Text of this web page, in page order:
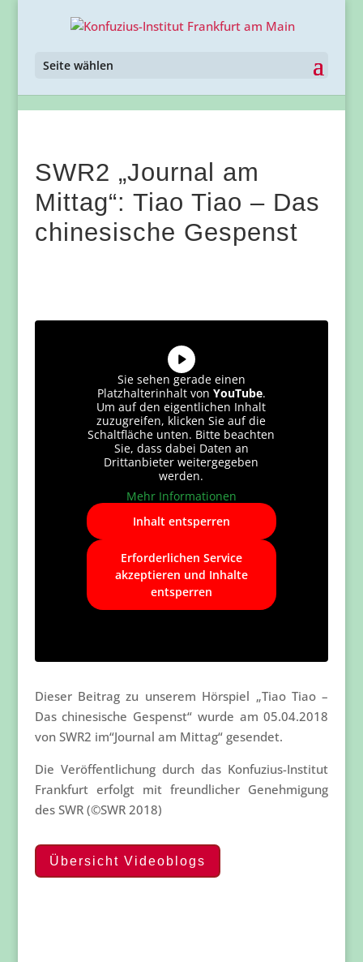
Seite wählen
SWR2 „Journal am
Mittag“: Tiao Tiao – Das
chinesische Gespenst
Sie sehen gerade einen
Platzhalterinhalt von YouTube.
Um auf den eigentlichen Inhalt
zuzugreifen, klicken Sie auf die
Schaltfläche unten. Bitte beachten
Sie, dass dabei Daten an
Drittanbieter weitergegeben
werden.
Mehr Informationen
Inhalt entsperren
Erforderlichen Service
akzeptieren und Inhalte
entsperren
Dieser Beitrag zu unserem Hörspiel „Tiao Tiao –
Das chinesische Gespenst“ wurde am 05.04.2018
von SWR2 im“Journal am Mittag“ gesendet.
Die Veröffentlichung durch das Konfuzius-Institut
Frankfurt erfolgt mit freundlicher Genehmigung
des SWR (©SWR 2018)
Übersicht Videoblogs